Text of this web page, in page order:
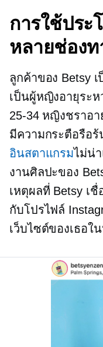
การใช้ประ
หลายช่องท
ลูกค้าของ Betsy
เป็นผู้หญิงอายุระห
25-34หญิงชราอา
มีความกระตือรือ
อินสตาแกรมไม่น่
งานศิลปะของ
เหตุผลที่ Betsy เ
กับโปรไฟล์
เว็บไซต์ของเธอใ